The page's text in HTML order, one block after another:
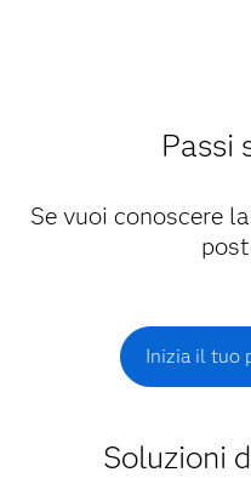
Passi
Se vuoi conoscere
Inizia il tuo
Soluzioni